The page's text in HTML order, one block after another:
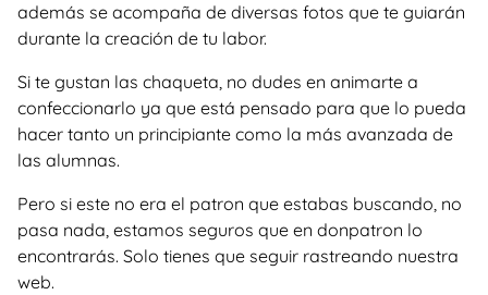
además se acompaña de diversas fotos que te guiarán
durante la creación de tu labor.
Si te gustan las chaqueta, no dudes en animarte a
confeccionarlo ya que está pensado para que lo pueda
hacer tanto un principiante como la más avanzada de
las alumnas.
Pero si este no era el patron que estabas buscando, no
pasa nada, estamos seguros que en donpatron lo
encontrarás. Solo tienes que seguir rastreando nuestra
web.